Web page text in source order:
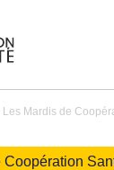
Les Mardis de
Coopération